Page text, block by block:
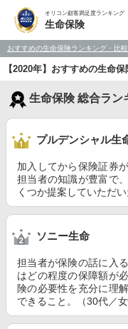
オリコン顧客満足度ランキング
生命保険
おすすめの生命保険ランキング・比較
【2020年】おすすめの生命
生命保険 総合ラン
プルデンシャル生
加入してから保険証券
担当者の知識が豊富で
くつか提案していただ
ソニー生命
担当者が保険の話に入
はどの程度の保障額が
険の必要性を充分に理
できること。（30代／女